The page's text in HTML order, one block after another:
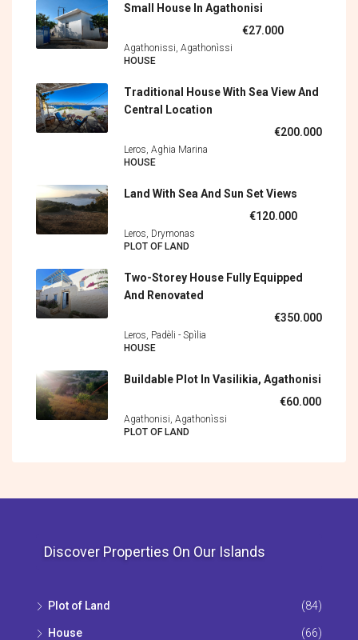
Small House In Agathonisi
€27.000
Agathonissi, Agathonìssi
HOUSE
Traditional House With Sea View And
Central Location
€200.000
Leros, Aghia Marina
HOUSE
Land With Sea And Sun Set Views
€120.000
Leros, Drymonas
PLOT OF LAND
Two-Storey House Fully Equipped
And Renovated
€350.000
Leros, Padèli - Spìlia
HOUSE
Buildable Plot In Vasilikia, Agathonisi
€60.000
Agathonisi, Agathonìssi
PLOT OF LAND
Discover Properties On Our Islands
Plot of Land (84)
House (66)